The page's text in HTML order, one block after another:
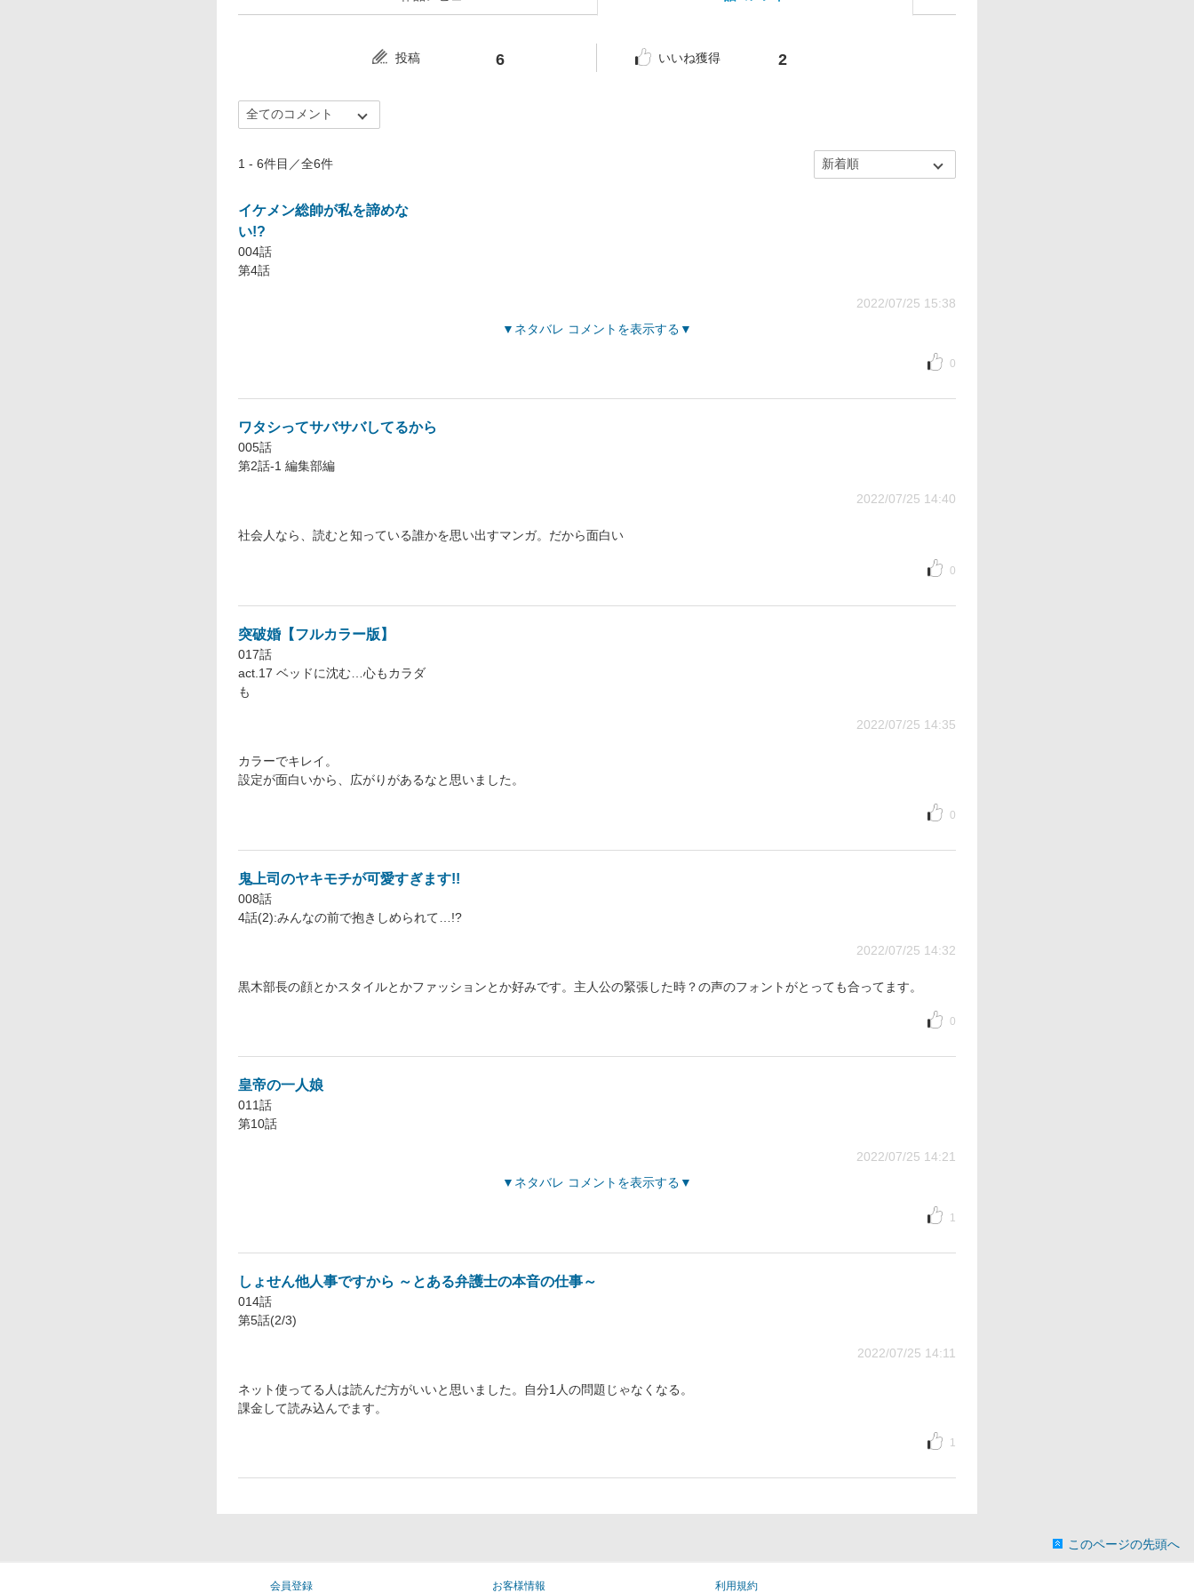
投稿 6 いいね獲得 2
1 - 6件目／全6件
イケメン総帥が私を諦めな
い!?
004話
第4話
2022/07/25 15:38
ネタバレ コメントを表示する
0
ワタシってサバサバしてるから
005話
第2話-1 編集部編
2022/07/25 14:40
社会人なら、読むと知っている誰かを思い出すマンガ。だから面白い
0
突破婚【フルカラー版】
017話
act.17 ベッドに沈む…心もカラダ
も
2022/07/25 14:35
カラーでキレイ。
設定が面白いから、広がりがあるなと思いました。
0
鬼上司のヤキモチが可愛すぎます!!
008話
4話(2):みんなの前で抱きしめられて…!?
2022/07/25 14:32
黒木部長の顔とかスタイルとかファッションとか好みです。主人公の緊張した時？の声のフォントがとっても合ってます。
0
皇帝の一人娘
011話
第10話
2022/07/25 14:21
ネタバレ コメントを表示する
1
しょせん他人事ですから ～とある弁護士の本音の仕事～
014話
第5話(2/3)
2022/07/25 14:11
ネット使ってる人は読んだ方がいいと思いました。自分1人の問題じゃなくなる。
課金して読み込んでます。
1
このページの先頭へ
会員登録 お客様情報 利用規約